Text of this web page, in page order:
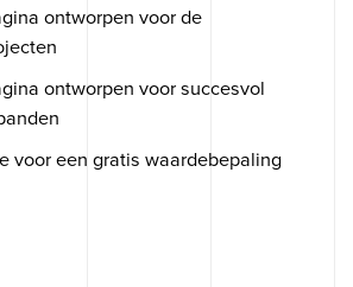
ontworpen voor de
ontworpen voor succesvol
voor een gratis waardebepaling